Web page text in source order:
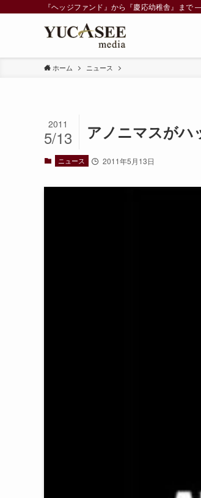
『ヘッジファンド』から『慶応幼稚舎』ま
ホーム ニュース
アノニマスがハ
2011
5/13
ニュース 2011年5月13日